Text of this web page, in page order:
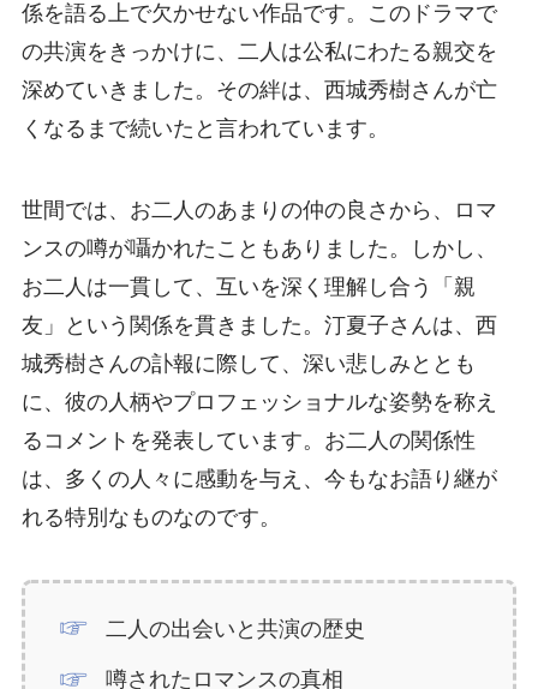
係を語る上で欠かせない作品です。このドラマで
の共演をきっかけに、二人は公私にわたる親交を
深めていきました。その絆は、西城秀樹さんが亡
くなるまで続いたと言われています。
世間では、お二人のあまりの仲の良さから、ロマ
ンスの噂が囁かれたこともありました。しかし、
お二人は一貫して、互いを深く理解し合う「親
友」という関係を貫きました。汀夏子さんは、西
城秀樹さんの訃報に際して、深い悲しみととも
に、彼の人柄やプロフェッショナルな姿勢を称え
るコメントを発表しています。お二人の関係性
は、多くの人々に感動を与え、今もなお語り継が
れる特別なものなのです。
二人の出会いと共演の歴史
噂されたロマンスの真相